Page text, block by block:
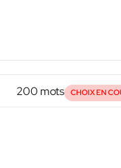
200 mots CHOIX EN